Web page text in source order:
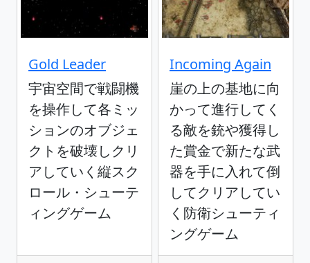
Gold Leader
宇宙空間で戦闘機
を操作して各ミッ
ションのオブジェ
クトを破壊しクリ
アしていく縦スク
ロール・シューテ
ィングゲーム
Incoming Again
崖の上の基地に向
かって進行してく
る敵を銃や獲得し
た賞金で新たな武
器を手に入れて倒
してクリアしてい
く防衛シューティ
ングゲーム